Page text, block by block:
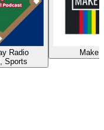
Radio
Sports
Make